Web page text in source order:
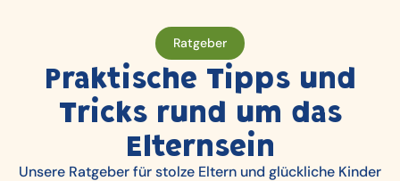
Ratgeber
Praktische Tipps und
Tricks rund um das
Elternsein
Unsere Ratgeber für stolze Eltern und glückliche Kinder